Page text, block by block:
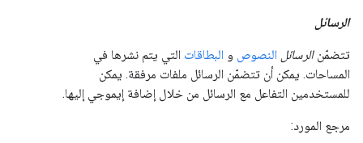
الرسائل
تتضمّنالرسائل النصوص و البطاقات التي يتم نشرها في
المساحات. يمكن أن تتضمّن الرسائل ملفات مرفقة. يمكن
للمستخدمين التفاعل مع الرسائل من خلال إضافة إيموجي إليها.
مرجع المورد: